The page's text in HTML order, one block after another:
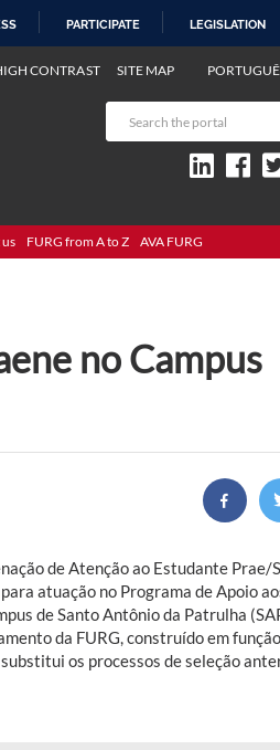
PARTICIPATE LEGISLATION
CONTRAST SITE MAP
FURG from A to Z AVA FURG
no Campus
de Atenção ao Estudante Prae/
atuação no Programa de Apoio
de Santo Antônio da Patrulha
da FURG, construído em
os processos de seleção